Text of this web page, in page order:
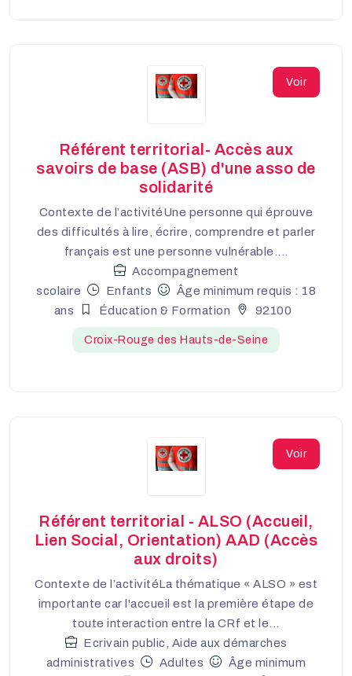
Voir
Référent territorial- Accès aux
savoirs de base (ASB) d'une asso de
solidarité
Contexte de l’activitéUne personne qui éprouve
des difficultés à lire, écrire, comprendre et parler
français est une personne vulnérable....
Accompagnement
scolaire
Enfants
Âge minimum requis : 18
ans
Éducation & Formation 92100
Croix-Rouge des Hauts-de-Seine
Voir
Référent territorial - ALSO (Accueil,
Lien Social, Orientation) AAD (Accès
aux droits)
Contexte de l’activitéLa thématique « ALSO » est
importante car l'accueil est la première étape de
toute interaction entre la CRf et le...
Ecrivain public, Aide aux démarches
administratives
Adultes Âge minimum